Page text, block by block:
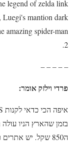
legend of zelda link
Luegi's mantion dark
amazing spider-man
2.
– – – – –
פרדי וילזק אומר:
ה850 שקל. יש אתרים כמו